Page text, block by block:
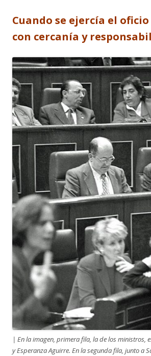
Cuando se ejercía el
con cercanía y
| En la imagen, primera fila, la de los ministros,
y Esperanza Aguirre. En la segunda fila, junto a